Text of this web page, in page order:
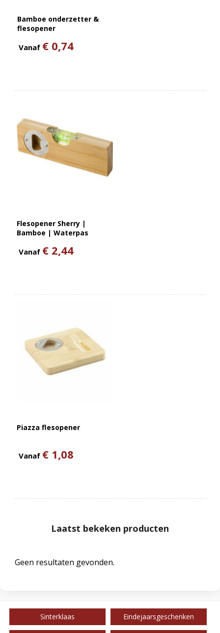
Bamboe onderzetter &
flesopener
Vanaf € 0,74
Flesopener Sherry |
Bamboe | Waterpas
Vanaf € 2,44
Piazza flesopener
Vanaf € 1,08
Laatst bekeken producten
Geen resultaten gevonden.
Sinterklaas Eindejaarsgeschenken